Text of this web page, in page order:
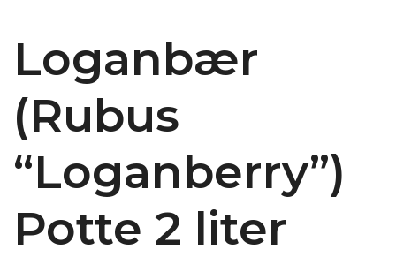
Loganbær
(Rubus
“Loganberry”)
Potte 2 liter